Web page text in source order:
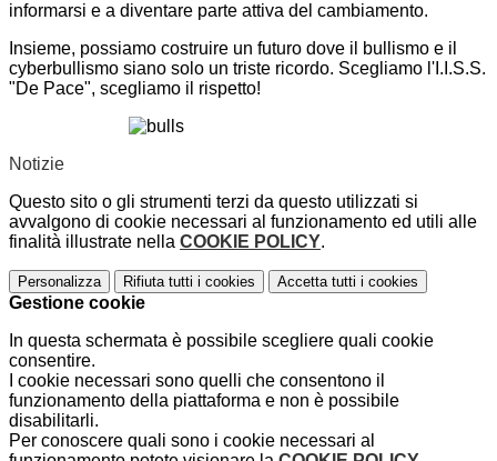
informarsi e a diventare parte attiva del cambiamento.
Insieme, possiamo costruire un futuro dove il bullismo e il
cyberbullismo siano solo un triste ricordo. Scegliamo l'I.I.S.S.
"De Pace", scegliamo il rispetto!
Notizie
Questo sito o gli strumenti terzi da questo utilizzati si
avvalgono di cookie necessari al funzionamento ed utili alle
finalità illustrate nella COOKIE POLICY.
Personalizza Rifiuta tutti i cookies Accetta tutti i cookies
Gestione cookie
In questa schermata è possibile scegliere quali cookie
consentire.
I cookie necessari sono quelli che consentono il
funzionamento della piattaforma e non è possibile
disabilitarli.
Per conoscere quali sono i cookie necessari al